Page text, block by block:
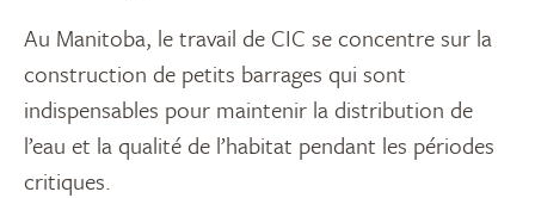
Au Manitoba, le travail de CIC se concentre sur la
construction de petits barrages qui sont
indispensables pour maintenir la distribution de
l’eau et la qualité de l’habitat pendant les périodes
critiques.